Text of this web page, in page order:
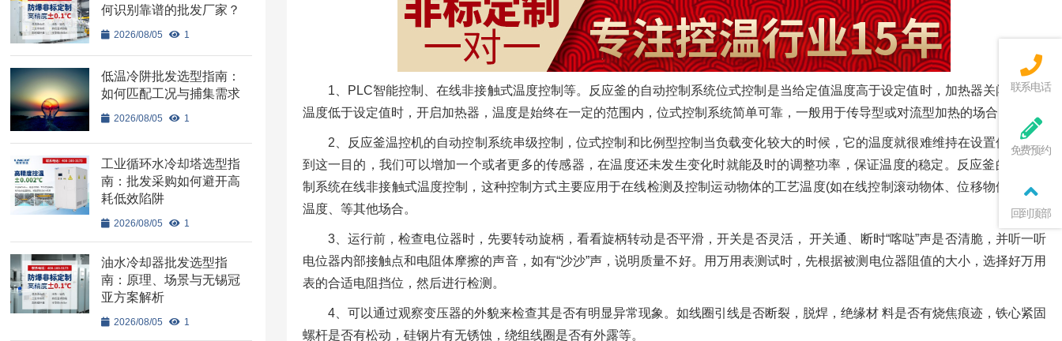
1、PLC智能控制、在线非接触式温度控制等。反应釜的自动控制系统位式控制是当给定值温度高于设定值时，加热器关闭，下线
温度低于设定值时，开启加热器，温度是始终在一定的范围内，位式控制系统简单可靠，一般用于传导型或对流型加热的场合。
2、反应釜温控机的自动控制系统串级控制，位式控制和比例型控制当负载变化较大的时候，它的温度就很难维持在设置值，为达
到这一目的，我们可以增加一个或者更多的传感器，在温度还未发生变化时就能及时的调整功率，保证温度的稳定。反应釜的自动控
制系统在线非接触式温度控制，这种控制方式主要应用于在线检测及控制运动物体的工艺温度(如在线控制滚动物体、位移物体的工作
温度、等其他场合。
3、运行前，检查电位器时，先要转动旋柄，看看旋柄转动是否平滑，开关是否灵活， 开关通、断时“喀哒”声是否清脆，并听一听
电位器内部接触点和电阻体摩擦的声音，如有“沙沙”声，说明质量不好。用万用表测试时，先根据被测电位器阻值的大小，选择好万用
表的合适电阻挡位，然后进行检测。
4、可以通过观察变压器的外貌来检查其是否有明显异常现象。如线圈引线是否断裂，脱焊，绝缘材 料是否有烧焦痕迹，铁心紧固
螺杆是否有松动，硅钢片有无锈蚀，绕组线圈是否有外露等。
何识别靠谱的批发厂家？
2026/08/05 1
低温冷阱批发选型指南：
如何匹配工况与捕集需求
2026/08/05 1
工业循环水冷却塔选型指
南：批发采购如何避开高
耗低效陷阱
2026/08/05 1
油水冷却器批发选型指
南：原理、场景与无锡冠
亚方案解析
2026/08/05 1
联系电话
免费预约
回到顶部